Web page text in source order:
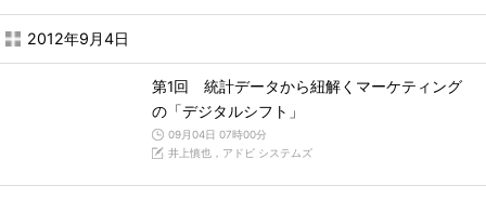
2012年9月4日
第1回 統計データから紐解くマーケティング
の「デジタルシフト」
09月04日 07時00分
井上慎也，アドビ システムズ